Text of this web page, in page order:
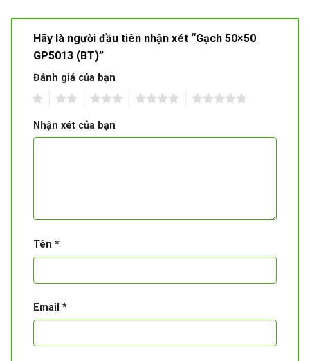
Hãy là người đầu tiên nhận xét “Gạch 50×50
GP5013 (BT)”
Đánh giá của bạn
Nhận xét của bạn
Tên *
Email *